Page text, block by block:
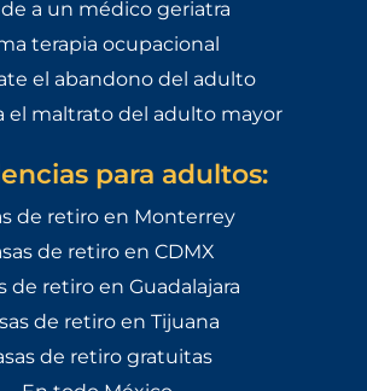
a un médico geriatra
terapia ocupacional
el abandono del adulto
el maltrato del adulto mayor
para adultos:
de retiro en Monterrey
de retiro en CDMX
de retiro en Guadalajara
de retiro en Tijuana
de retiro gratuitas